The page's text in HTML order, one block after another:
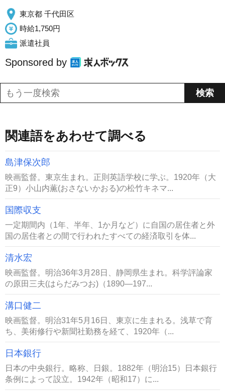
東京都 千代田区
時給1,750円
派遣社員
Sponsored by
関連語をあわせて調べる
島津保次郎
映画監督。東京生まれ。正則英語学校に学ぶ。1920年（大
正9）小山内薫(おさないかおる)の松竹キネマ...
国際収支
一定期間内（1年、半年、1か月など）に自国の居住者と外
国の居住者との間で行われたすべての経済取引を体...
清水宏
映画監督。明治36年3月28日、静岡県生まれ。科学評論家
の原田三夫(はらだみつお)（1890―197...
溝口健二
映画監督。明治31年5月16日、東京に生まれる。浅草で育
ち、美術修行や新聞社勤務を経て、1920年（...
日本銀行
日本の中央銀行。略称、日銀。1882年（明治15）日本銀行
条例によって設立。1942年（昭和17）に...